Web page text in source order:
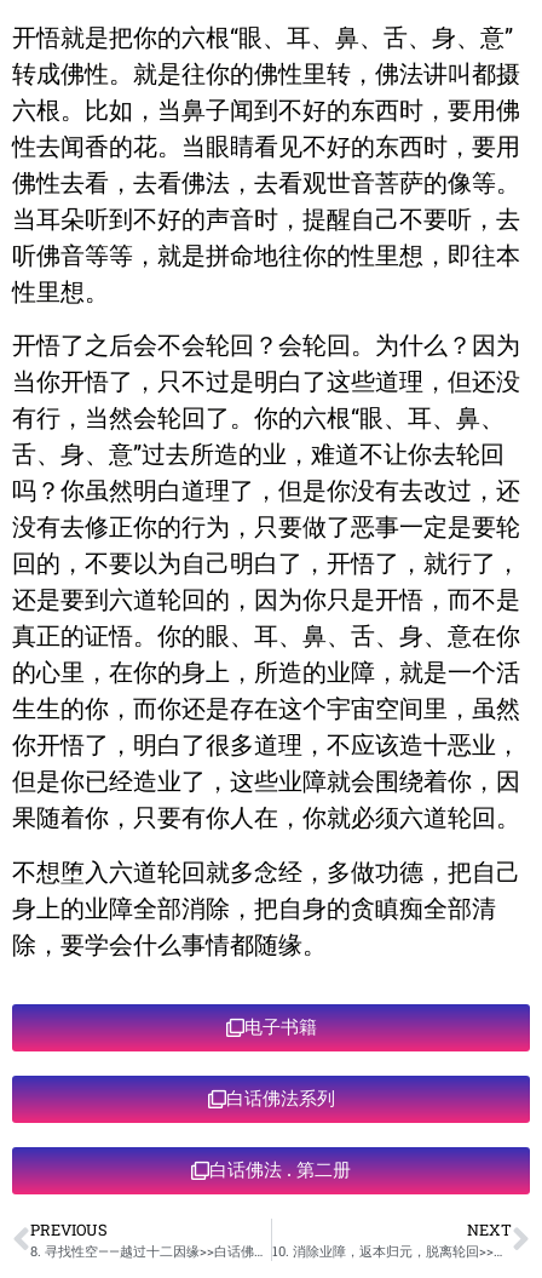
开悟就是把你的六根“眼、耳、鼻、舌、身、意”
转成佛性。就是往你的佛性里转，佛法讲叫都摄
六根。比如，当鼻子闻到不好的东西时，要用佛
性去闻香的花。当眼睛看见不好的东西时，要用
佛性去看，去看佛法，去看观世音菩萨的像等。
当耳朵听到不好的声音时，提醒自己不要听，去
听佛音等等，就是拼命地往你的性里想，即往本
性里想。
开悟了之后会不会轮回？会轮回。为什么？因为
当你开悟了，只不过是明白了这些道理，但还没
有行，当然会轮回了。你的六根“眼、耳、鼻、
舌、身、意”过去所造的业，难道不让你去轮回
吗？你虽然明白道理了，但是你没有去改过，还
没有去修正你的行为，只要做了恶事一定是要轮
回的，不要以为自己明白了，开悟了，就行了，
还是要到六道轮回的，因为你只是开悟，而不是
真正的证悟。你的眼、耳、鼻、舌、身、意在你
的心里，在你的身上，所造的业障，就是一个活
生生的你，而你还是存在这个宇宙空间里，虽然
你开悟了，明白了很多道理，不应该造十恶业，
但是你已经造业了，这些业障就会围绕着你，因
果随着你，只要有你人在，你就必须六道轮回。
不想堕入六道轮回就多念经，多做功德，把自己
身上的业障全部消除，把自身的贪瞋痴全部清
除，要学会什么事情都随缘。
电子书籍
白话佛法系列
白话佛法 . 第二册
PREVIOUS
8. 寻找性空——越过十二因缘>>白话佛法 >>第二册
NEXT
10. 消除业障，返本归元，脱离轮回>>白话佛法 >>第二册